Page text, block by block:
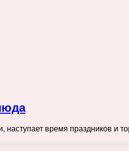
наступает время праздников и